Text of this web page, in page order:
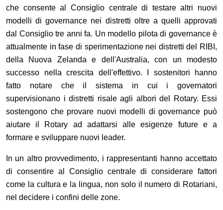
che consente al Consiglio centrale di testare altri nuovi
modelli di governance nei distretti oltre a quelli approvati
dal Consiglio tre anni fa. Un modello pilota di governance è
attualmente in fase di sperimentazione nei distretti del RIBI,
della Nuova Zelanda e dell'Australia, con un modesto
successo nella crescita dell'effettivo. I sostenitori hanno
fatto notare che il sistema in cui i governatori
supervisionano i distretti risale agli albori del Rotary. Essi
sostengono che provare nuovi modelli di governance può
aiutare il Rotary ad adattarsi alle esigenze future e a
formare e sviluppare nuovi leader.
In un altro provvedimento, i rappresentanti hanno accettato
di consentire al Consiglio centrale di considerare fattori
come la cultura e la lingua, non solo il numero di Rotariani,
nel decidere i confini delle zone.